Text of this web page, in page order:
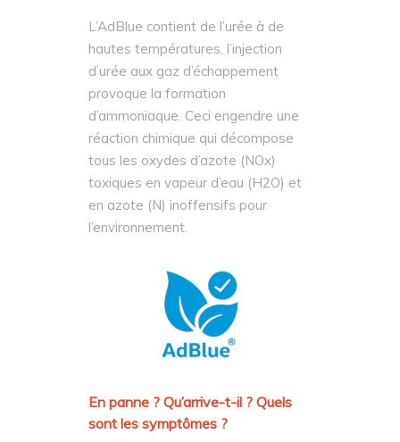
L’AdBlue contient de l’urée à de
hautes températures, l’injection
d’urée aux gaz d’échappement
provoque la formation
d’ammoniaque. Ceci engendre une
réaction chimique qui décompose
tous les oxydes d’azote (NOx)
toxiques en vapeur d’eau (H2O) et
en azote (N) inoffensifs pour
l’environnement.
En panne ? Qu’arrive-t-il ? Quels
sont les symptômes ?